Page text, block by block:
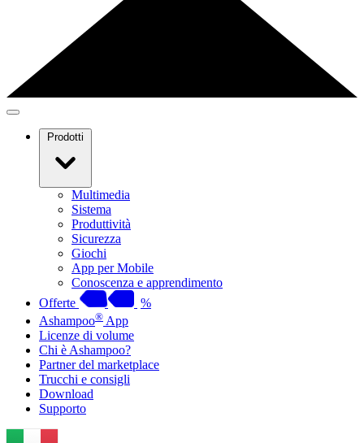
Prodotti
Multimedia
Sistema
Produttività
Sicurezza
Giochi
App per Mobile
Conoscenza e apprendimento
Offerte
%
Ashampoo® App
Licenze di volume
Chi è Ashampoo?
Partner del marketplace
Trucchi e consigli
Download
Supporto